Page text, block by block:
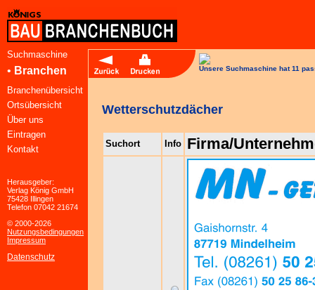
Suchmaschine
• Branchen
Branchenübersicht
Ortsübersicht
Über uns
Eintragen
Kontakt
Herausgeber:
Verlag König GmbH
75428 Illingen
Telefon 07042 21674
© 2000-2026
Nutzungsbedingungen
Impressum
Datenschutz
Unsere Suchmaschine hat 11
Wetterschutzdächer
Suchort Info Firma/